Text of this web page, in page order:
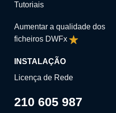
Tutoriais
Aumentar a qualidade dos
ficheiros DWFx
INSTALAÇÃO
Licença de Rede
210 605 987